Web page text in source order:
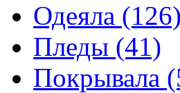
Одеяла (126)
Пледы (41)
Покрывала